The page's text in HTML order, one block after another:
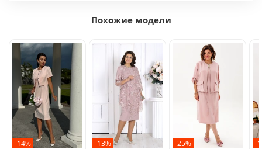
Похожие модели
-14% -13% -25% -